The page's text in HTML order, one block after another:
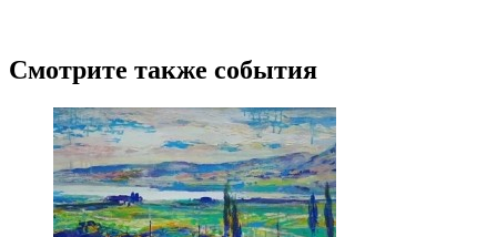
Смотрите также события